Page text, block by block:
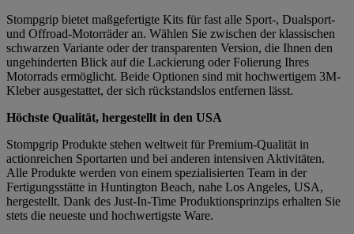
Stompgrip bietet maßgefertigte Kits für fast alle Sport-, Dualsport-
und Offroad-Motorräder an. Wählen Sie zwischen der klassischen
schwarzen Variante oder der transparenten Version, die Ihnen den
ungehinderten Blick auf die Lackierung oder Folierung Ihres
Motorrads ermöglicht. Beide Optionen sind mit hochwertigem 3M-
Kleber ausgestattet, der sich rückstandslos entfernen lässt.
Höchste Qualität, hergestellt in den USA
Stompgrip Produkte stehen weltweit für Premium-Qualität in
actionreichen Sportarten und bei anderen intensiven Aktivitäten.
Alle Produkte werden von einem spezialisierten Team in der
Fertigungsstätte in Huntington Beach, nahe Los Angeles, USA,
hergestellt. Dank des Just-In-Time Produktionsprinzips erhalten Sie
stets die neueste und hochwertigste Ware.